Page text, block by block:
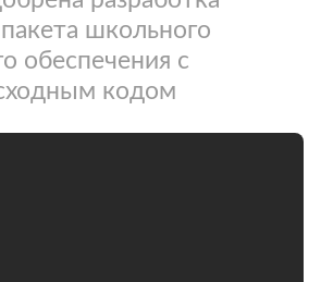
школьного
обеспечения с
кодом